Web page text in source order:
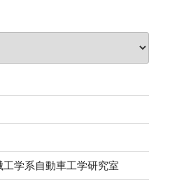
学系自動車工学研究室